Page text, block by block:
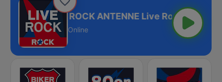
ROCK ANTENNE Live Rock
Online